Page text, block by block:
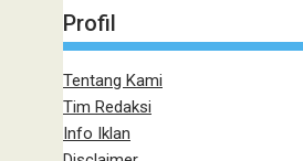
Profil
Tentang Kami
Tim Redaksi
Info Iklan